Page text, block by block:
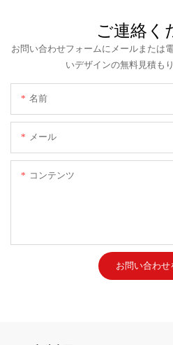
ご連絡く
お問い合わせフォームにメールまたは
いデザインの無料見積も
名前
メール
コンテンツ
お問い合わせ